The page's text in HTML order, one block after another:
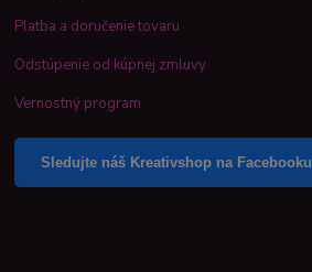
Platba a doručenie tovaru
Odstúpenie od kúpnej zmluvy
Vernostný program
Sledujte náš Kreativshop na Facebooku